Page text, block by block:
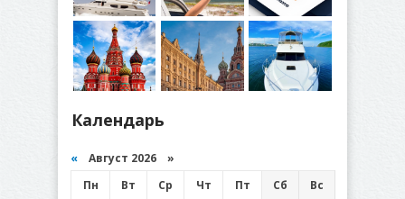
Календарь
« Август 2026 »
Пн
Вт Ср Чт Пт Сб
Вс